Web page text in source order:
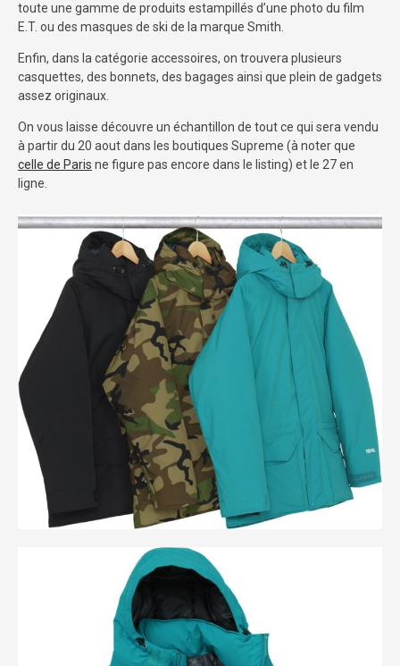
toute une gamme de produits estampillés d’une photo du film
E.T. ou des masques de ski de la marque Smith.
Enfin, dans la catégorie accessoires, on trouvera plusieurs
casquettes, des bonnets, des bagages ainsi que plein de gadgets
assez originaux.
On vous laisse découvre un échantillon de tout ce qui sera vendu
à partir du 20 aout dans les boutiques Supreme (à noter que
celle de Paris ne figure pas encore dans le listing) et le 27 en
ligne.